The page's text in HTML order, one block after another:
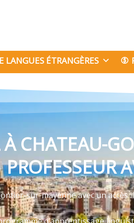
LANGUES ÉTRANGÈRES
CHATEAU-
PROFESSEUR
sur-mayenne avec un